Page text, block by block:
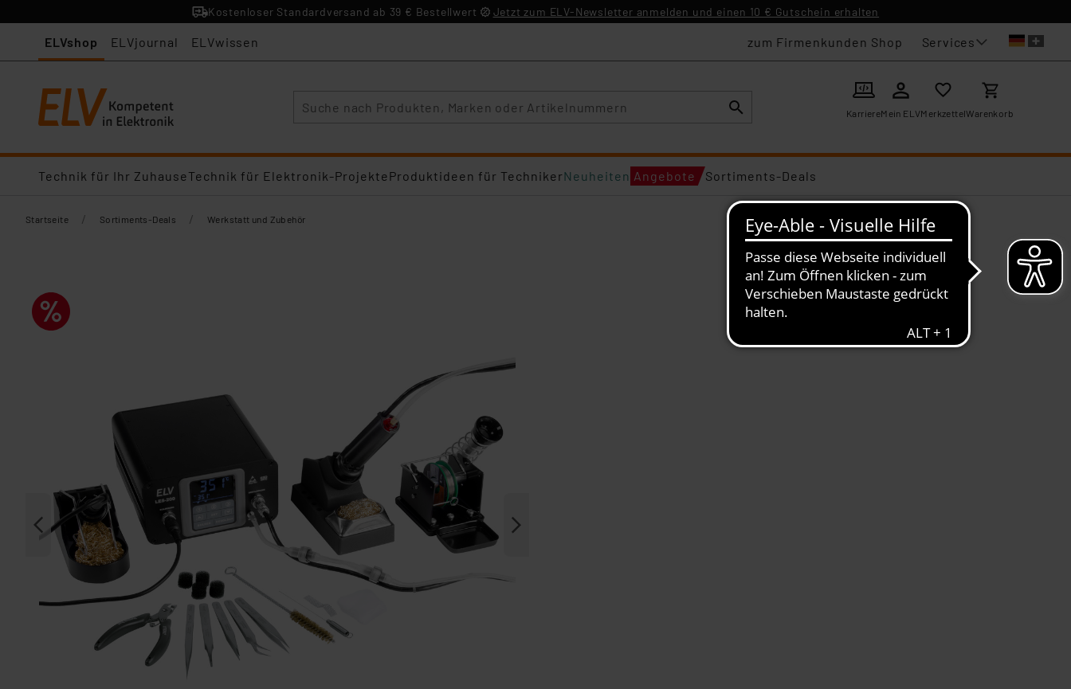
Kostenloser Standardversand ab 39 € Bestellwert Jetzt zum ELV-Newsletter anmelden und einen 10 € Gutschein erhalten
ELVshop ELVjournal ELVwissen zum Firmenkunden Shop Services
KarriereMein ELVMerkzettelWarenkorb
Technik für Ihr ZuhauseTechnik für Elektronik-ProjekteProduktideen für TechnikerNeuheiten Angebote Sortiments-Deals
Startseite / Sortiments-Deals / Werkstatt und Zubehör